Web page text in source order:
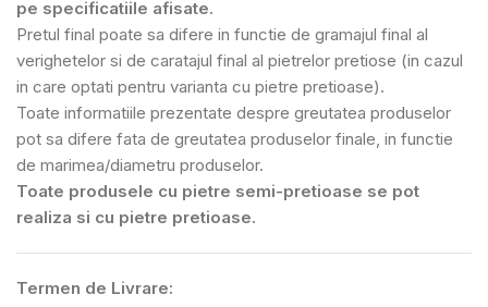
pe specificatiile afisate.
Pretul final poate sa difere in functie de gramajul final al
verighetelor si de caratajul final al pietrelor pretiose (in cazul
in care optati pentru varianta cu pietre pretioase).
Toate informatiile prezentate despre greutatea produselor
pot sa difere fata de greutatea produselor finale, in functie
de marimea/diametru produselor.
Toate produsele cu pietre semi-pretioase se pot
realiza si cu pietre pretioase.
Termen de Livrare: